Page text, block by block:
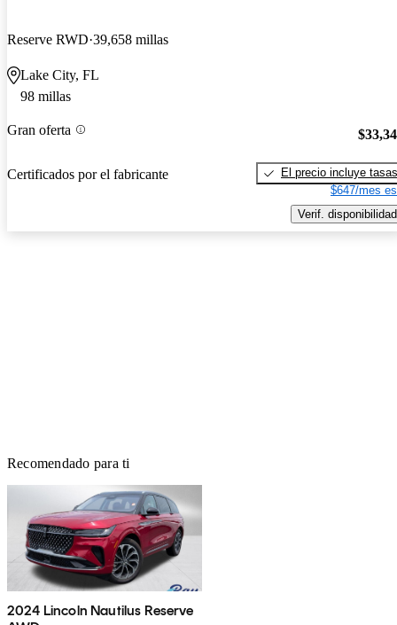
Reserve RWD 39,658 millas
Lake City, FL
98 millas
Gran oferta
Certificados por el fabricante
El precio incluye tasas
$647/mes
Verif. disponibilidad
Recomendado para ti
2024 Lincoln Nautilus Reserve